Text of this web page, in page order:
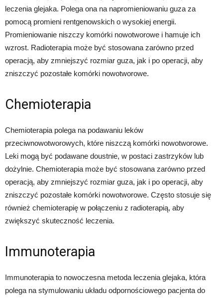
leczenia glejaka. Polega ona na napromieniowaniu guza za
pomocą promieni rentgenowskich o wysokiej energii.
Promieniowanie niszczy komórki nowotworowe i hamuje ich
wzrost. Radioterapia może być stosowana zarówno przed
operacją, aby zmniejszyć rozmiar guza, jak i po operacji, aby
zniszczyć pozostałe komórki nowotworowe.
Chemioterapia
Chemioterapia polega na podawaniu leków
przeciwnowotworowych, które niszczą komórki nowotworowe.
Leki mogą być podawane doustnie, w postaci zastrzyków lub
dożylnie. Chemioterapia może być stosowana zarówno przed
operacją, aby zmniejszyć rozmiar guza, jak i po operacji, aby
zniszczyć pozostałe komórki nowotworowe. Często stosuje się
również chemioterapię w połączeniu z radioterapią, aby
zwiększyć skuteczność leczenia.
Immunoterapia
Immunoterapia to nowoczesna metoda leczenia glejaka, która
polega na stymulowaniu układu odpornościowego pacjenta do